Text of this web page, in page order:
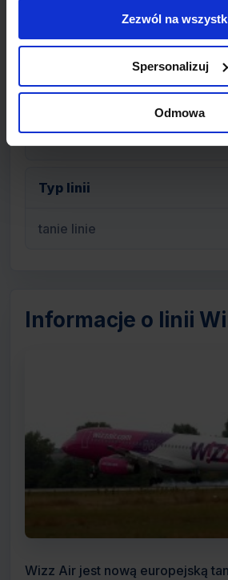
Zezwól na
Spersonalizuj
Odmowa
Budapeszt
Flota
Typ linii
tanie linie
Informacje o linii
Wizz Air jest nową europejską